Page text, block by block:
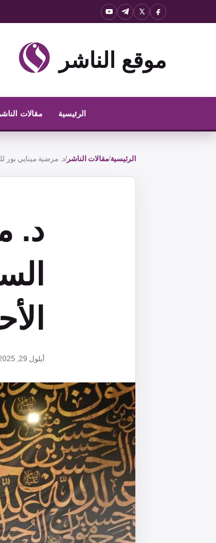
موقع الناشر
الرئيسية مقالات الناشر
الرئيسية/مقالات الناشر/د. مرضية مينايي بور
د.
أيلول 29, 2025